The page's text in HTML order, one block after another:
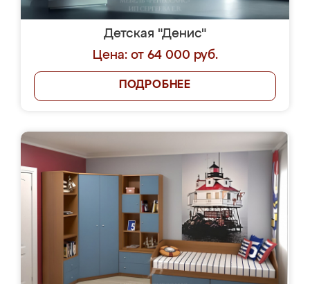
Детская "Денис"
Цена: от 64 000 руб.
ПОДРОБНЕЕ